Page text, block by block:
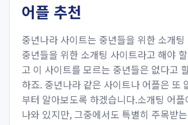
어플 추천
중년나라 사이트는 중년들을 위한 소개
중년들을 위한 소개팅 사이트라고 해야
고 이 사이트를 모르는 중년들은 없다고
하죠. 중년나라 같은 사이트나 어플은 또
부터 알아보도록 하겠습니다.소개팅 어플
나와 있지만, 그중에서도 특별히 주목받